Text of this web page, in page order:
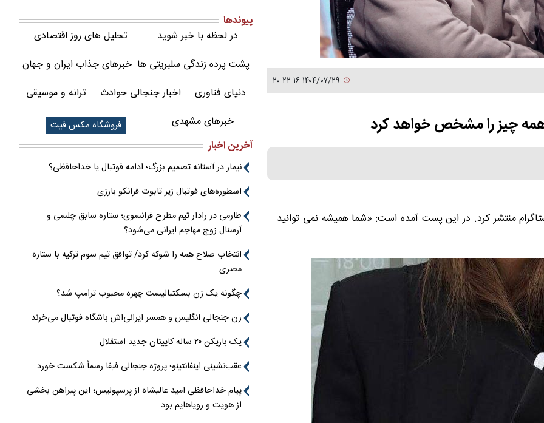
چیز را مشخص خواهد کرد
منتشر کرد. در این پست آمده است: «شما همیشه نمی توانید
پیوندها
در لحظه با خبر شوید
تحلیل های روز اقتصادی
پشت پرده زندگی سلبریتی ها خبرهای جذاب ایران و جهان
دنیای فناوری
اخبار جنجالی حوادث
ترانه و موسیقی
خبرهای مشهدی
فروشگاه مکس فیت
آخرین اخبار
نیمار در آستانه تصمیم بزرگ؛ ادامه فوتبال یا خداحافظی؟
اسطوره‌های فوتبال زیر تابوت فرانکو بارزی
طارمی در رادار تیم مطرح فرانسوی؛ ستاره سابق چلسی و
آرسنال زوج مهاجم ایرانی می‌شود؟
انتخاب صلاح همه را شوکه کرد/ توافق تیم سوم ترکیه با ستاره
مصری
چگونه یک زن بسکتبالیست چهره محبوب ترامپ شد؟
زن جنجالی انگلیس و همسر ایرانی‌اش باشگاه فوتبال می‌خرند
یک بازیکن ۲۰ ساله کاپیتان جدید استقلال
عقب‌نشینی اینفانتینو؛ پروژه جنجالی فیفا رسماً شکست خورد
پیام خداحافظی امید عالیشاه از پرسپولیس؛ این پیراهن بخشی
از هویت و رویاهایم بود